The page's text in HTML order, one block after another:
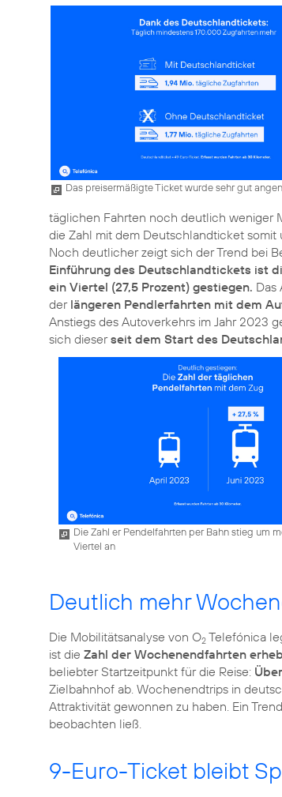
Das preisermäßigte Ticket wurde sehr gut
täglichen Fahrten noch deutlich weniger
die Zahl mit dem Deutschlandticket somit
Noch deutlicher zeigt sich der Trend bei
Einführung des Deutschlandtickets ist
ein Viertel (27,5 Prozent) gestiegen. Das
der längeren Pendlerfahrten mit dem
Anstiegs des Autoverkehrs im Jahr 2023
sich dieserseit dem Start des
Die Zahl er Pendelfahrten per Bahn stieg um
Viertel an
Deutlich mehr
Die Mobilitätsanalyse von O2 Telefónica
ist die Zahl der Wochenendfahrten
beliebter Startzeitpunkt für die Reise:
Zielbahnhof ab. Wochenendtrips in
Attraktivität gewonnen zu haben. Ein
beobachten ließ.
9-Euro-Ticket bleibt